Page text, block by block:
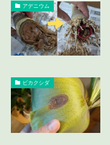
アデニウム
ビカクシダ